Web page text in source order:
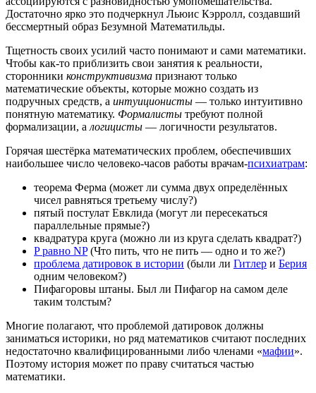
Достаточно ярко это подчеркнул Льюис Кэрролл, создавший
бессмертный образ Безумной Математильды.
Тщетность своих усилий часто понимают и сами математики.
Чтобы как-то приблизить свои занятия к реальности,
сторонники конструктивизма признают только
математические объекты, которые можно создать из
подручных средств, а интуиционисты — только интуитивно
понятную математику. Формалисты требуют полной
формализации, а логицисты — логичности результатов.
Горячая шестёрка математических проблем, обеспечивших
наибольшее число человеко-часов работы врачам-психиатрам:
теорема Ферма (может ли сумма двух определённых
чисел равняться третьему числу?)
пятый постулат Евклида (могут ли пересекаться
параллельные прямые?)
квадратура круга (можно ли из круга сделать квадрат?)
P равно NP(Что пить, что не пить — одно и то же?)
проблема датировок в истории (были ли Гитлер и Берия
одним человеком?)
Пифагоровы штаны. Был ли Пифагор на самом деле
таким толстым?
Многие полагают, что проблемой датировок должны
заниматься историки, но ряд математиков считают последних
недостаточно квалифицированными либо членами «мафии».
Поэтому история может по праву считаться частью
математики.